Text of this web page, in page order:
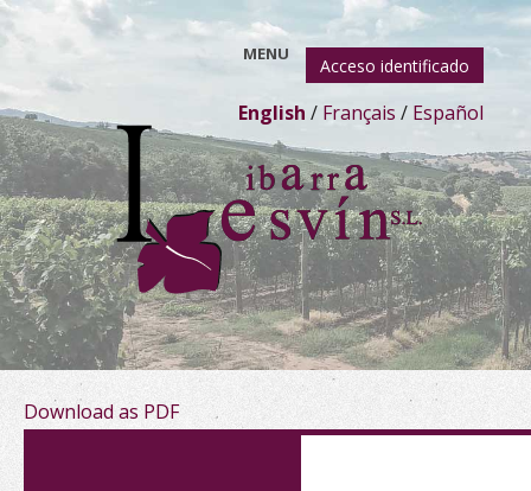
Acceso identificado
English / Français / Español
MENU
Download as PDF